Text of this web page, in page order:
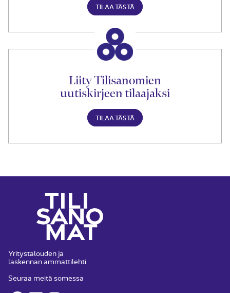
TILAA TÄSTÄ
Liity Tilisanomien
uutiskirjeen tilaajaksi
TILAA TÄSTÄ
Yritystalouden ja
laskennan ammattilehti
Seuraa meitä somessa